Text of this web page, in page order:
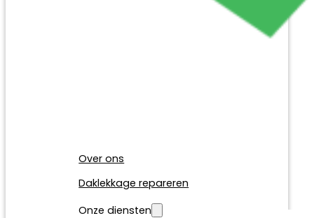
Over ons
Daklekkage repareren
Onze diensten